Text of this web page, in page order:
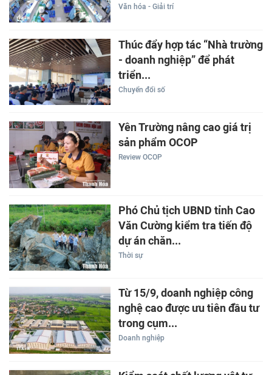
Văn hóa - Giải trí
Thúc đẩy hợp tác “Nhà trường
- doanh nghiệp” để phát
triển...
Chuyển đổi số
Yên Trường nâng cao giá trị
sản phẩm OCOP
Review OCOP
Phó Chủ tịch UBND tỉnh Cao
Văn Cường kiểm tra tiến độ
dự án chăn...
Thời sự
Từ 15/9, doanh nghiệp công
nghệ cao được ưu tiên đầu tư
trong cụm...
Doanh nghiệp